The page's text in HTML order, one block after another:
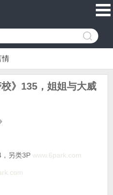
情
校》135，姐姐与大威
，另类3P www.6park.com